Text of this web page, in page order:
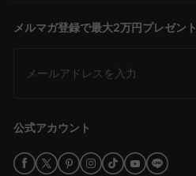
メルマガ登録で最大2万円プレゼント
メールアドレスを入力
公式アカウント